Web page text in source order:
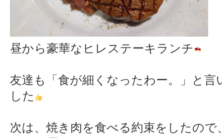
昼から豪華なヒレステーキランチ
友達も「食が細くなったわー。」と
した
次は、焼き肉を食べる約束をしたの